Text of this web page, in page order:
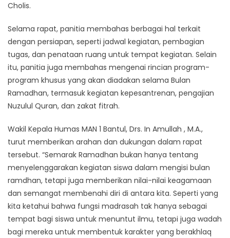
Cholis.
Selama rapat, panitia membahas berbagai hal terkait
dengan persiapan, seperti jadwal kegiatan, pembagian
tugas, dan penataan ruang untuk tempat kegiatan. Selain
itu, panitia juga membahas mengenai rincian program-
program khusus yang akan diadakan selama Bulan
Ramadhan, termasuk kegiatan kepesantrenan, pengajian
Nuzulul Quran, dan zakat fitrah.
Wakil Kepala Humas MAN 1 Bantul, Drs. In Amullah , M.A.,
turut memberikan arahan dan dukungan dalam rapat
tersebut. “Semarak Ramadhan bukan hanya tentang
menyelenggarakan kegiatan siswa dalam mengisi bulan
ramdhan, tetapi juga memberikan nilai-nilai keagamaan
dan semangat membenahi diri di antara kita. Seperti yang
kita ketahui bahwa fungsi madrasah tak hanya sebagai
tempat bagi siswa untuk menuntut ilmu, tetapi juga wadah
bagi mereka untuk membentuk karakter yang berakhlaq